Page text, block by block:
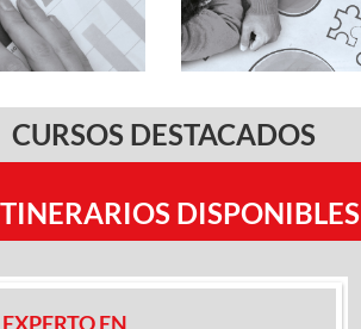
CURSOS DESTACADOS
DISPONIBLES
EXPERTO EN